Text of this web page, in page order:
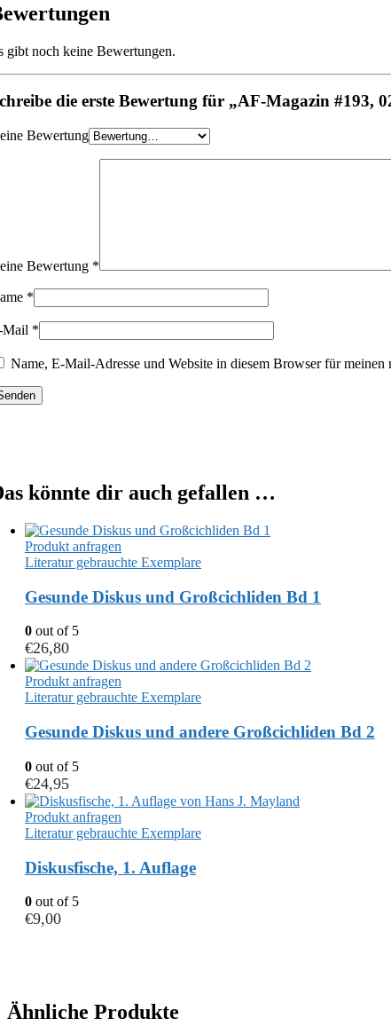
gibt noch keine Bewertungen.
die erste Bewertung für „AF-Magazin #193,
Bewertung
Bewertung *
*
Mail *
Name, E-Mail-Adresse und Website in diesem Browser für meinen
könnte dir auch gefallen …
Produkt anfragen
Literatur gebrauchte Exemplare
Gesunde Diskus und Großcichliden Bd 1
0 out of 5
€26,80
Produkt anfragen
Literatur gebrauchte Exemplare
Gesunde Diskus und andere Großcichliden Bd 2
0 out of 5
€24,95
Produkt anfragen
Literatur gebrauchte Exemplare
Diskusfische, 1. Auflage
0 out of 5
€9,00
Ähnliche Produkte